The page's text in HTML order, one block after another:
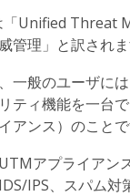
Unified Threat
管理」と訳されま
一般のユーザに
ティ機能を一台
アンス）のことで
アプライアン
IPS、スパム対